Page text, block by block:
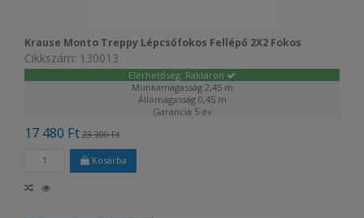
Krause Monto Treppy Lépcsőfokos Fellépő 2X2 Fokos
Cikkszám: 130013
Elérhetőség: Raktáron
Munkamagasság 2,45 m
Állómagasság 0,45 m
Garancia 5 év
17 480 Ft 23 300 Ft
Kosárba